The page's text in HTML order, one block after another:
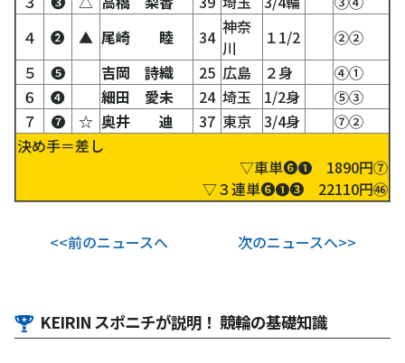
４
❷ ▲ 尾崎 睦 34 神奈
川
１1/2
②②
５
❺ 吉岡 詩織 25 広島 ２身
④①
６
❹ 細田 愛未 24 埼玉 1/2身
⑤③
７
❼ ☆ 奥井 迪 37 東京 3/4身
⑦②
決め手＝差し
▽車単❻❶ 1890円⑦
▽３連単❻❶❸ 22110円㊻
<<前のニュースへ 次のニュースへ>>
KEIRIN スポニチが説明！ 競輪の基礎知識